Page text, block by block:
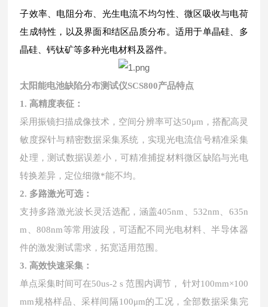
子效率、电阻分布、光生电流不均匀性、微区吸收与电荷
生成特性，以及界面和结区品质分布。适用于单晶硅、多
晶硅、钙钛矿等多种光电材料及器件。
太阳能电池缺陷分布测试仪SCS800产品特点
1. 高精度表征：
采用振镜扫描成像技术，空间分辨率可达50μm，搭配高灵
敏度探针与精密数据采集系统，实现光电流信号精准采集
处理，测试数据误差小，可精准捕捉材料微区缺陷与光电
转换差异，定位细微*能不均。
2. 多路激光可选：
支持多路激光波长灵活选配，涵盖405nm、532nm、635n
m、808nm等常用波段，可适配不同光电材料、半导体器
件的激发测试需求，拓宽适用范围。
3. 高效快速采集：
单点采集时间可在50us-2 s 范围内调节， 针对100mm×100
mm规格样品、采样间隔100μm的工况，全部数据采集完